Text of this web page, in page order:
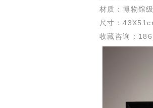
材质：博物馆
尺寸：
收藏咨询：